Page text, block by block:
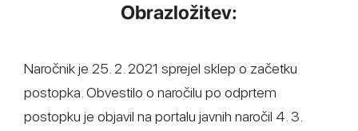
Obrazložitev:
Naročnik je 25. 2. 2021 sprejel sklep o začetku
postopka. Obvestilo o naročilu po odprtem
postopku je objavil na portalu javnih naročil 4. 3.